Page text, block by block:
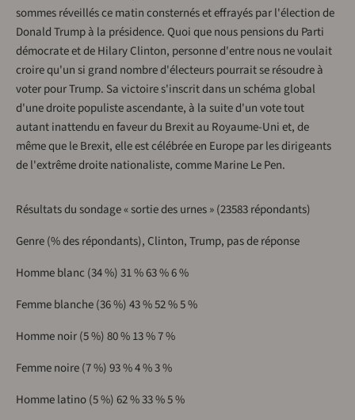
sommes réveillés ce matin consternés et effrayés par l'élection de
Donald Trump à la présidence. Quoi que nous pensions du Parti
démocrate et de Hilary Clinton, personne d'entre nous ne voulait
croire qu'un si grand nombre d'électeurs pourrait se résoudre à
voter pour Trump. Sa victoire s'inscrit dans un schéma global
d'une droite populiste ascendante, à la suite d'un vote tout
autant inattendu en faveur du Brexit au Royaume-Uni et, de
même que le Brexit, elle est célébrée en Europe par les dirigeants
de l'extrême droite nationaliste, comme Marine Le Pen.
Résultats du sondage « sortie des urnes » (23583 répondants)
Genre (% des répondants), Clinton, Trump, pas de réponse
Homme blanc (34 %) 31 % 63 % 6 %
Femme blanche (36 %) 43 % 52 % 5 %
Homme noir (5 %) 80 % 13 % 7 %
Femme noire (7 %) 93 % 4 % 3 %
Homme latino (5 %) 62 % 33 % 5 %